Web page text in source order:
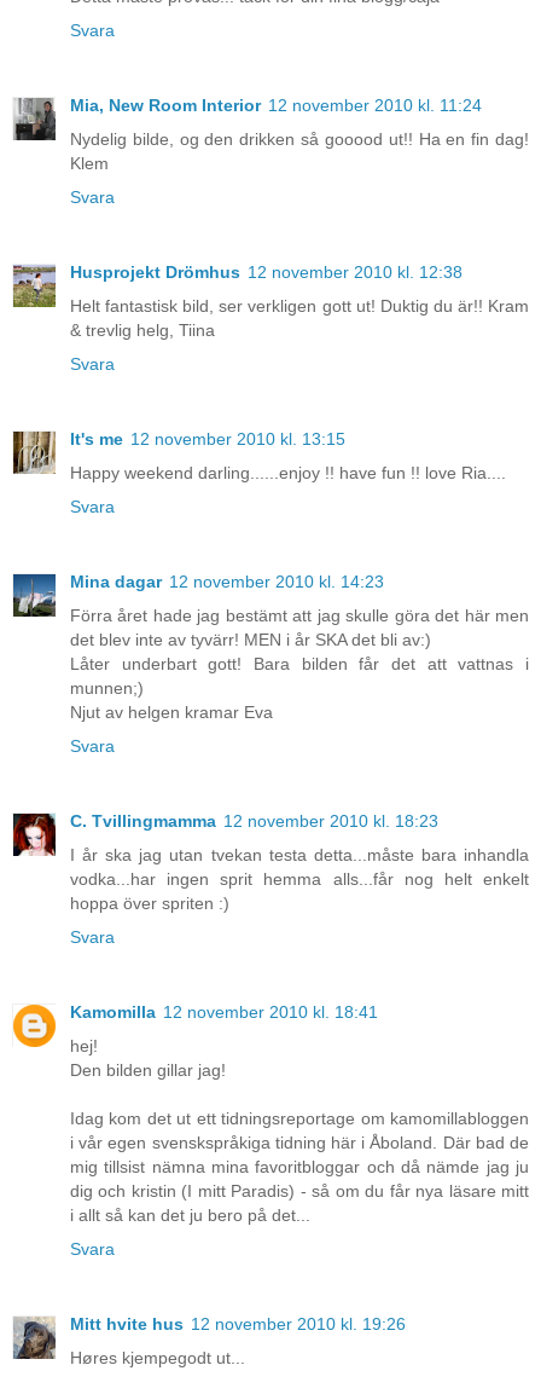
Svara
Mia, New Room Interior 12 november 2010 kl. 11:24
Nydelig bilde, og den drikken så gooood ut!! Ha en fin dag!
Klem
Svara
Husprojekt Drömhus 12 november 2010 kl. 12:38
Helt fantastisk bild, ser verkligen gott ut! Duktig du är!! Kram
& trevlig helg, Tiina
Svara
It's me 12 november 2010 kl. 13:15
Happy weekend darling......enjoy !! have fun !! love Ria....
Svara
Mina dagar 12 november 2010 kl. 14:23
Förra året hade jag bestämt att jag skulle göra det här men
det blev inte av tyvärr! MEN i år SKA det bli av:)
Låter underbart gott! Bara bilden får det att vattnas i
munnen;)
Njut av helgen kramar Eva
Svara
C. Tvillingmamma 12 november 2010 kl. 18:23
I år ska jag utan tvekan testa detta...måste bara inhandla
vodka...har ingen sprit hemma alls...får nog helt enkelt
hoppa över spriten :)
Svara
Kamomilla 12 november 2010 kl. 18:41
hej!
Den bilden gillar jag!
Idag kom det ut ett tidningsreportage om kamomillabloggen
i vår egen svenskspråkiga tidning här i Åboland. Där bad de
mig tillsist nämna mina favoritbloggar och då nämde jag ju
dig och kristin (I mitt Paradis) - så om du får nya läsare mitt
i allt så kan det ju bero på det...
Svara
Mitt hvite hus 12 november 2010 kl. 19:26
Høres kjempegodt ut...